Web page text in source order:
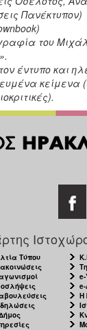
Πανέκτυπον)
του
και
κείμενα
Τύπου
Η